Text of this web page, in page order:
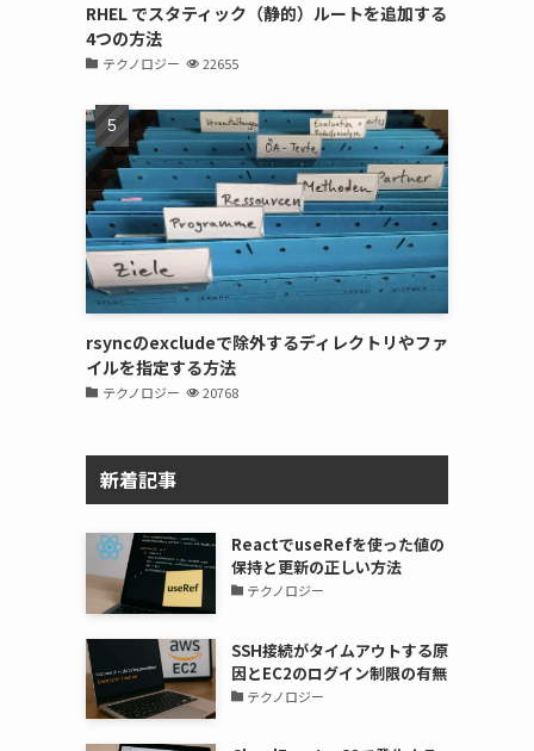
RHEL でスタティック（静的）ルートを追加する
4つの方法
テクノロジー 22655
rsyncのexcludeで除外するディレクトリやファ
イルを指定する方法
テクノロジー 20768
新着記事
ReactでuseRefを使った値の
保持と更新の正しい方法
テクノロジー
SSH接続がタイムアウトする原
因とEC2のログイン制限の有無
テクノロジー